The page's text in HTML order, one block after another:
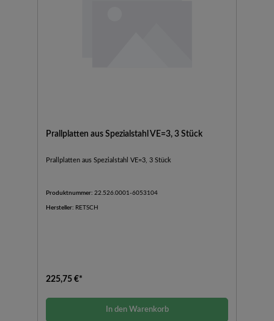
Prallplatten aus Spezialstahl VE=3, 3 Stück
Prallplatten aus Spezialstahl VE=3, 3 Stück
Produktnummer: 22.526.0001-6053104
Hersteller: RETSCH
225,75 €*
In den Warenkorb